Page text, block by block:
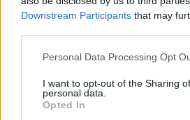
Downstream Participants that may
Please note that this website/app
not limited to your visit or usage
grant or deny consent to Google and
use your data for below specified
Personal Data Processing Opt
I want to opt-out of the Sharing
personal data.
Opted In